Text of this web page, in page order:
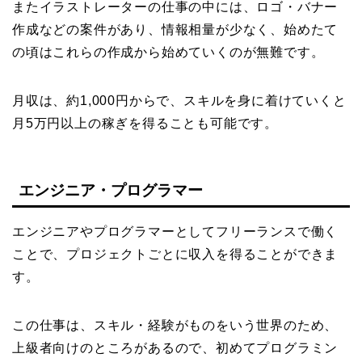
またイラストレーターの仕事の中には、ロゴ・バナー
作成などの案件があり、情報相量が少なく、始めたて
の頃はこれらの作成から始めていくのが無難です。
月収は、約1,000円からで、スキルを身に着けていくと
月5万円以上の稼ぎを得ることも可能です。
エンジニア・プログラマー
エンジニアやプログラマーとしてフリーランスで働く
ことで、プロジェクトごとに収入を得ることができま
す。
この仕事は、スキル・経験がものをいう世界のため、
上級者向けのところがあるので、初めてプログラミン